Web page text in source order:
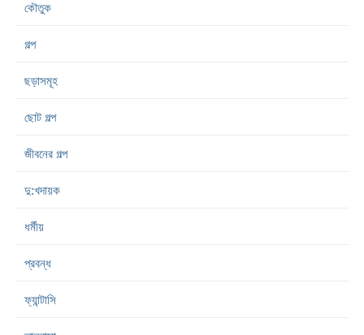
কৌতুক
গল্প
ছড়াসমূহ
ছোট গল্প
জীবনের গল্প
দু:খদায়ক
ধর্মীয়
প্রবন্ধ
ফ্যান্টাসি